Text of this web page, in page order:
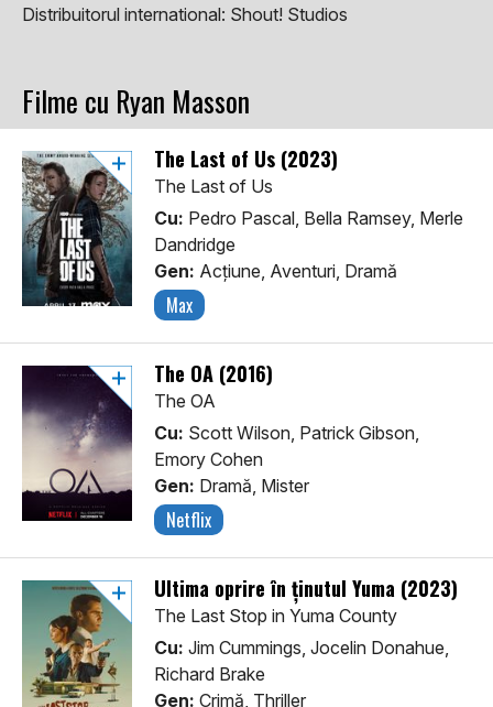
Distribuitorul international: Shout! Studios
Filme cu Ryan Masson
The Last of Us (2023)
The Last of Us
Cu: Pedro Pascal, Bella Ramsey, Merle
Dandridge
Gen: Acţiune, Aventuri, Dramă
Max
The OA (2016)
The OA
Cu: Scott Wilson, Patrick Gibson,
Emory Cohen
Gen: Dramă, Mister
Netflix
Ultima oprire în ținutul Yuma (2023)
The Last Stop in Yuma County
Cu: Jim Cummings, Jocelin Donahue,
Richard Brake
Gen: Crimă, Thriller